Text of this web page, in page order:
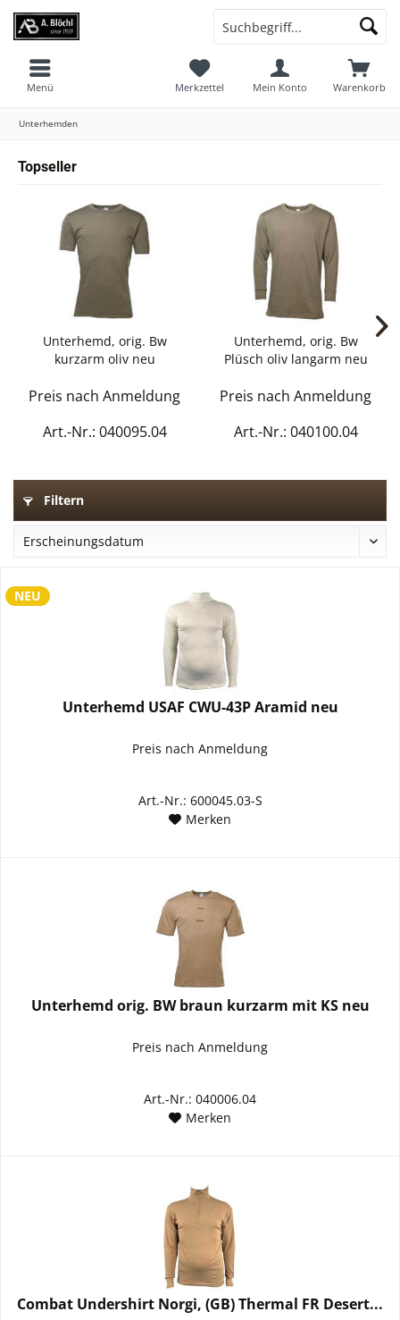
Warenkorb
Merkzettel Mein Konto
Menü
Unterhemden
Topseller
Unterhemd, orig. Bw
kurzarm oliv neu
Preis nach Anmeldung
Art.-Nr.: 040095.04
Unterhemd, orig. Bw
Plüsch oliv langarm neu
Preis nach Anmeldung
Art.-Nr.: 040100.04
Filtern
NEU
Unterhemd USAF CWU-43P Aramid neu
Preis nach Anmeldung
Art.-Nr.: 600045.03-S
Merken
Unterhemd orig. BW braun kurzarm mit KS neu
Preis nach Anmeldung
Art.-Nr.: 040006.04
Merken
Combat Undershirt Norgi, (GB) Thermal FR Desert...